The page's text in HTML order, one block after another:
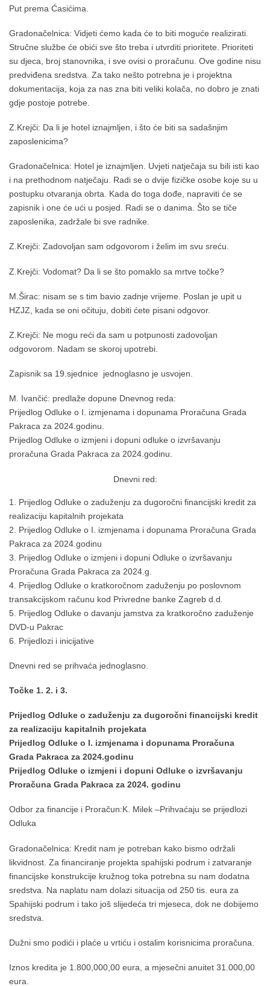
Put prema Ćasićima.
Gradonačelnica: Vidjeti ćemo kada će to biti moguće realizirati.
Stručne službe će obići sve što treba i utvrditi prioritete. Prioriteti
su djeca, broj stanovnika, i sve ovisi o proračunu. Ove godine nisu
predviđena sredstva. Za tako nešto potrebna je i projektna
dokumentacija, koja za nas zna biti veliki kolača, no dobro je znati
gdje postoje potrebe.
Z.Krejči: Da li je hotel iznajmljen, i što će biti sa sadašnjim
zaposlenicima?
Gradonačelnica: Hotel je iznajmljen. Uvjeti natječaja su bili isti kao
i na prethodnom natječaju. Radi se o dvije fizičke osobe koje su u
postupku otvaranja obrta. Kada do toga dođe, napraviti će se
zapisnik i one će ući u posjed. Radi se o danima. Što se tiče
zaposlenika, zadržale bi sve radnike.
Z.Krejči: Zadovoljan sam odgovorom i želim im svu sreću.
Z.Krejči: Vodomat? Da li se što pomaklo sa mrtve točke?
M.Širac: nisam se s tim bavio zadnje vrijeme. Poslan je upit u
HZJZ, kada se oni očituju, dobiti ćete pisani odgovor.
Z.Krejči: Ne mogu reći da sam u potpunosti zadovoljan
odgovorom. Nadam se skoroj upotrebi.
Zapisnik sa 19.sjednice jednoglasno je usvojen.
M. Ivančić: predlaže dopune Dnevnog reda:
Prijedlog Odluke o I. izmjenama i dopunama Proračuna Grada
Pakraca za 2024.godinu.
Prijedlog Odluke o izmjeni i dopuni odluke o izvršavanju
proračuna Grada Pakraca za 2024.godinu.
Dnevni red:
Prijedlog Odluke o zaduženju za dugoročni financijski kredit za
realizaciju kapitalnih projekata
Prijedlog Odluke o I. izmjenama i dopunama Proračuna Grada
Pakraca za 2024.godinu
Prijedlog Odluke o izmjeni i dopuni Odluke o izvršavanju
Proračuna Grada Pakraca za 2024.g.
Prijedlog Odluke o kratkoročnom zaduženju po poslovnom
transakcijskom računu kod Privredne banke Zagreb d.d.
Prijedlog Odluke o davanju jamstva za kratkoročno zaduženje
DVD-u Pakrac
Prijedlozi i inicijative
Dnevni red se prihvaća jednoglasno.
Točke 1. 2. i 3.
Prijedlog Odluke o zaduženju za dugoročni financijski kredit
za realizaciju kapitalnih projekata
Prijedlog Odluke o I. izmjenama i dopunama Proračuna
Grada Pakraca za 2024.godinu
Prijedlog Odluke o izmjeni i dopuni Odluke o izvršavanju
Proračuna Grada Pakraca za 2024. godinu
Odbor za financije i Proračun:K. Milek –Prihvaćaju se prijedlozi
Odluka
Gradonačelnica: Kredit nam je potreban kako bismo održali
likvidnost. Za financiranje projekta spahijski podrum i zatvaranje
financijske konstrukcije kružnog toka potrebna su nam dodatna
sredstva. Na naplatu nam dolazi situacija od 250 tis. eura za
Spahijski podrum i tako još slijedeća tri mjeseca, dok ne dobijemo
sredstva.
Dužni smo podići i plaće u vrtiću i ostalim korisnicima proračuna.
Iznos kredita je 1.800,000,00 eura, a mjesečni anuitet 31.000,00
eura.